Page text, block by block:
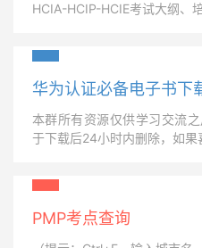
HCIA-HCIP-HCIE考试大纲、
华为认证必备电子书下
本群所有资源仅供学习交流
于下载后24小时内删除，如果
PMP考点查询